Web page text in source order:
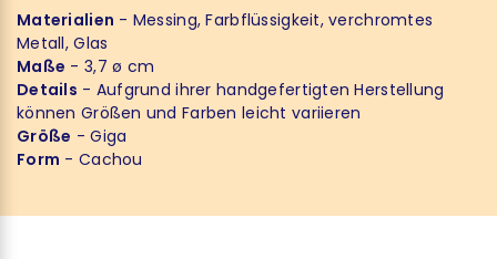
Materialien - Messing, Farbflüssigkeit, verchromtes
Metall, Glas
Maße - 3,7 ø cm
Details - Aufgrund ihrer handgefertigten Herstellung
können Größen und Farben leicht variieren
Größe - Giga
Form - Cachou